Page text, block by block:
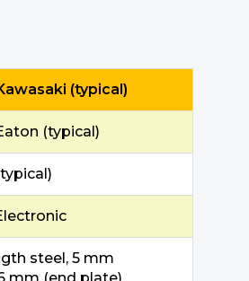
(typical)
(typical)
steel, 5 mm